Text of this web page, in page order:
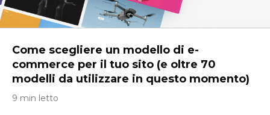
Come scegliere un modello di e-
commerce per il tuo sito (e oltre 70
modelli da utilizzare in questo momento)
9 min letto